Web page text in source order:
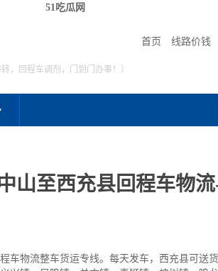
51吃瓜网
首页 线路价钱
，回程车调剂，门到门办事！）
山至西充县回程车物
车物流整车货运专线。每天发车，西充县可送